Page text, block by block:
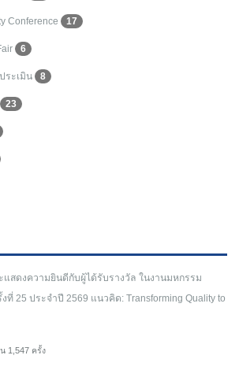
Conference 17
6
ระเมิน 8
23
แสดงความยินดีกับผู้ได้รับรางวัล ในงานมหกรรม
ที่ 25 ประจำปี 2569 แนวคิด: Transforming Quality to
1,547 ครั้ง